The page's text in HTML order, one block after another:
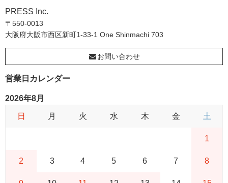
PRESS Inc.
〒550-0013
大阪府大阪市西区新町1-33-1 One Shinmachi 703
お問い合わせ
営業日カレンダー
2026年8月
日 月 火 水 木 金 土
1
2 3 4 5 6 7 8